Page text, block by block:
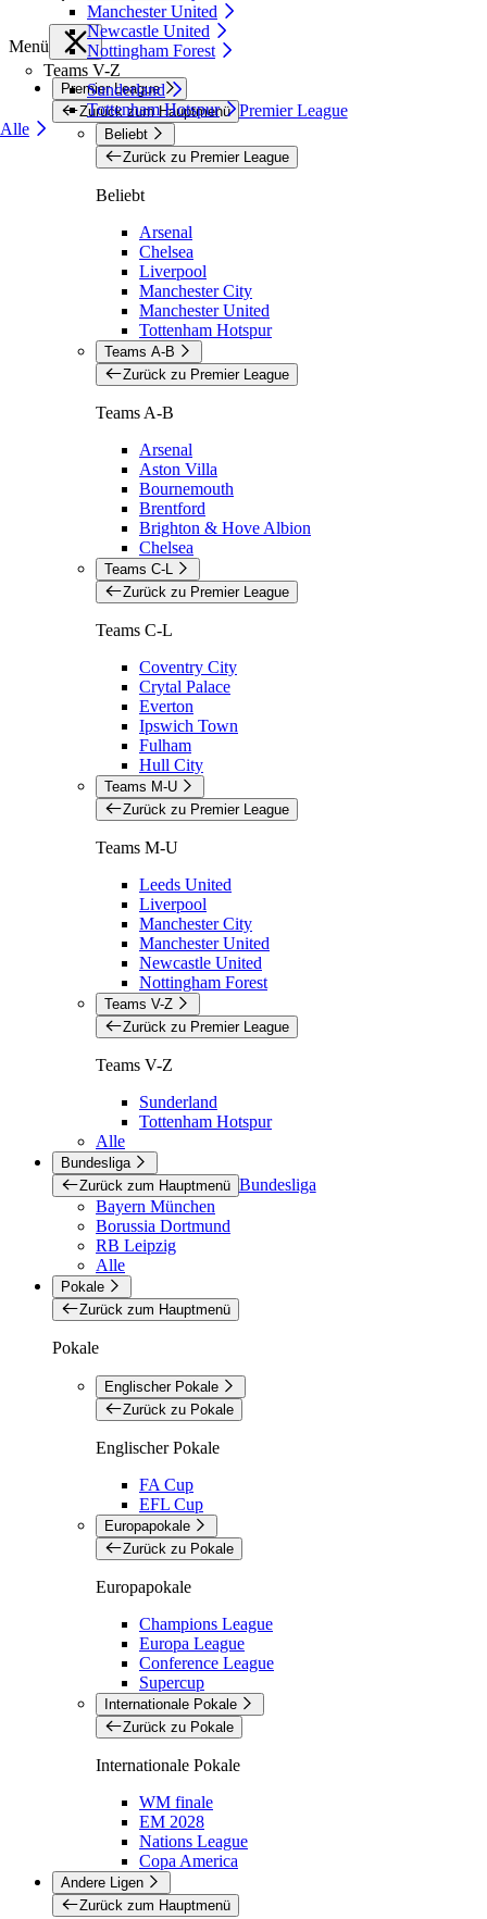
Manchester United
Newcastle United
Nottingham Forest
Teams V-Z
Sunderland
Tottenham Hotspur
Alle
Menü
Premier League
Zurück zum Hauptmenü Premier League
Beliebt
Zurück zu Premier League
Beliebt
Arsenal
Chelsea
Liverpool
Manchester City
Manchester United
Tottenham Hotspur
Teams A-B
Zurück zu Premier League
Teams A-B
Arsenal
Aston Villa
Bournemouth
Brentford
Brighton & Hove Albion
Chelsea
Teams C-L
Zurück zu Premier League
Teams C-L
Coventry City
Crytal Palace
Everton
Ipswich Town
Fulham
Hull City
Teams M-U
Zurück zu Premier League
Teams M-U
Leeds United
Liverpool
Manchester City
Manchester United
Newcastle United
Nottingham Forest
Teams V-Z
Zurück zu Premier League
Teams V-Z
Sunderland
Tottenham Hotspur
Alle
Bundesliga
Zurück zum Hauptmenü Bundesliga
Bayern München
Borussia Dortmund
RB Leipzig
Alle
Pokale
Zurück zum Hauptmenü
Pokale
Englischer Pokale
Zurück zu Pokale
Englischer Pokale
FA Cup
EFL Cup
Europapokale
Zurück zu Pokale
Europapokale
Champions League
Europa League
Conference League
Supercup
Internationale Pokale
Zurück zu Pokale
Internationale Pokale
WM finale
EM 2028
Nations League
Copa America
Andere Ligen
Zurück zum Hauptmenü